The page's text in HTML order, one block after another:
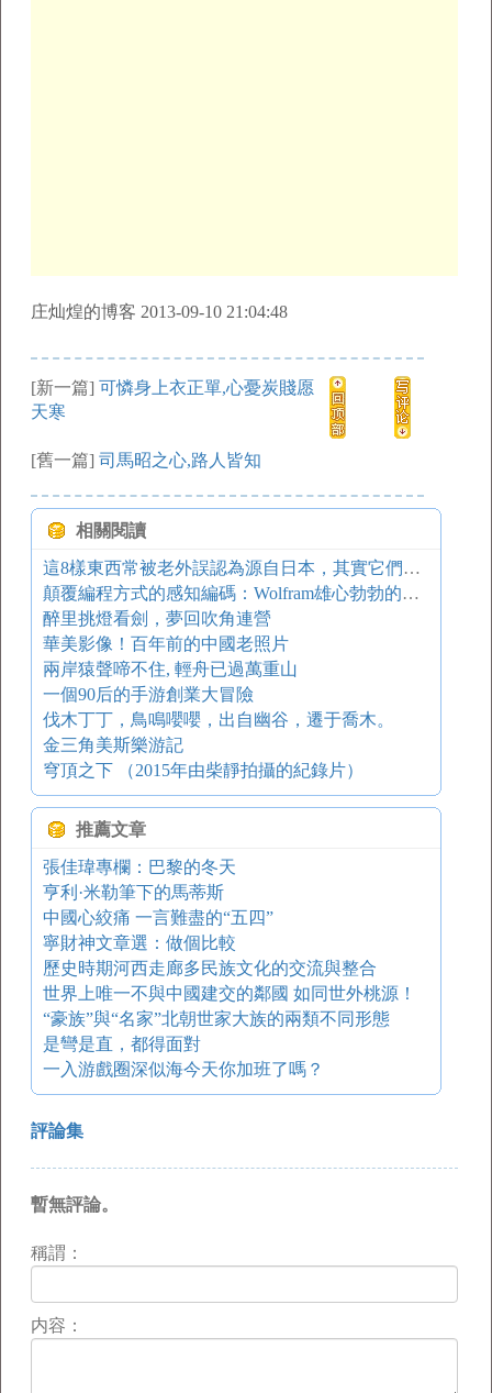
庄灿煌的博客 2013-09-10 21:04:48
[新一篇] 可憐身上衣正單,心憂炭賤愿
天寒
[舊一篇] 司馬昭之心,路人皆知
相關閱讀
這8樣東西常被老外誤認為源自日本，其實它們都來源于中國，但中國人都未必知道...
顛覆編程方式的感知編碼：Wolfram雄心勃勃的全新計算模式
醉里挑燈看劍，夢回吹角連營
華美影像！百年前的中國老照片
兩岸猿聲啼不住, 輕舟已過萬重山
一個90后的手游創業大冒險
伐木丁丁，鳥鳴嚶嚶，出自幽谷，遷于喬木。
金三角美斯樂游記
穹頂之下 （2015年由柴靜拍攝的紀錄片）
推薦文章
張佳瑋專欄：巴黎的冬天
亨利·米勒筆下的馬蒂斯
中國心絞痛 一言難盡的“五四”
寧財神文章選：做個比較
歷史時期河西走廊多民族文化的交流與整合
世界上唯一不與中國建交的鄰國 如同世外桃源！
“豪族”與“名家”北朝世家大族的兩類不同形態
是彎是直，都得面對
一入游戲圈深似海今天你加班了嗎？
評論集
暫無評論。
稱謂：
内容：